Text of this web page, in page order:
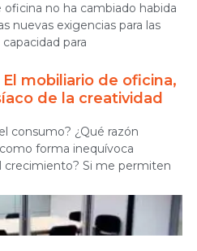
no ha cambiado habida
nuevas exigencias para las
para
mobiliario de oficina,
de la creatividad
consumo? ¿Qué razón
forma inequívoca
crecimiento? Si me permiten